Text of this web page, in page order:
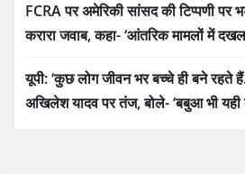
FCRA पर अमेरिकी सांसद की टिप्पणी पर
करारा जवाब, कहा- ‘आंतरिक मामलों में दखल
यूपी: ‘कुछ लोग जीवन भर बच्चे ही बने रहते
अखिलेश यादव पर तंज, बोले- ‘बबुआ भी